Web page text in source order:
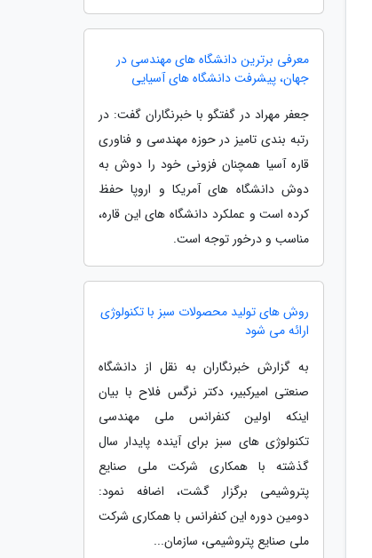
معرفی برترین دانشگاه های مهندسی در
جهان، پیشرفت دانشگاه های آسیایی
جعفر مهراد در گفتگو با خبرنگاران گفت: در
رتبه بندی تامیز در حوزه مهندسی و فناوری
قاره آسیا همچنان فزونی خود را دوش به
دوش دانشگاه های آمریکا و اروپا حفظ
کرده است و عملکرد دانشگاه های این قاره،
مناسب و درخور توجه است.
روش های تولید محصولات سبز با تکنولوژی
ارائه می شود
به گزارش خبرنگاران به نقل از دانشگاه
صنعتی امیرکبیر، دکتر نرگس فلاح با بیان
اینکه اولین کنفرانس ملی مهندسی
تکنولوژی های سبز برای آینده پایدار سال
گذشته با همکاری شرکت ملی صنایع
پتروشیمی برگزار گشت، اضافه نمود:
دومین دوره این کنفرانس با همکاری شرکت
ملی صنایع پتروشیمی، سازمان...